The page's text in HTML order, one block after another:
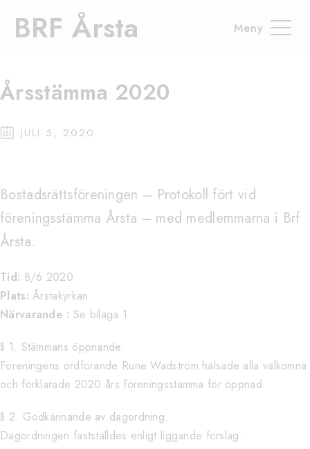
BRF Årsta
Årsredovisning, Årsstämma
Årsstämma 2020
JULI 5, 2020
Bostadsrättsföreningen – Protokoll fört vid
föreningsstämma Årsta – med medlemmarna i Brf
Årsta.
Tid: 8/6 2020
Plats: Årstakyrkan
Närvarande : Se bilaga 1
§ 1. Stämmans öppnande.
Föreningens ordförande Rune Wadström hälsade alla välkomna
och förklarade 2020 års föreningsstämma för öppnad.
§ 2. Godkännande av dagordning.
Dagordningen fastställdes enligt liggande förslag.